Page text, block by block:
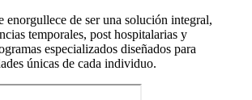
enorgullece de ser una solución integral,
temporales, post hospitalarias y
especializados diseñados para
únicas de cada individuo.